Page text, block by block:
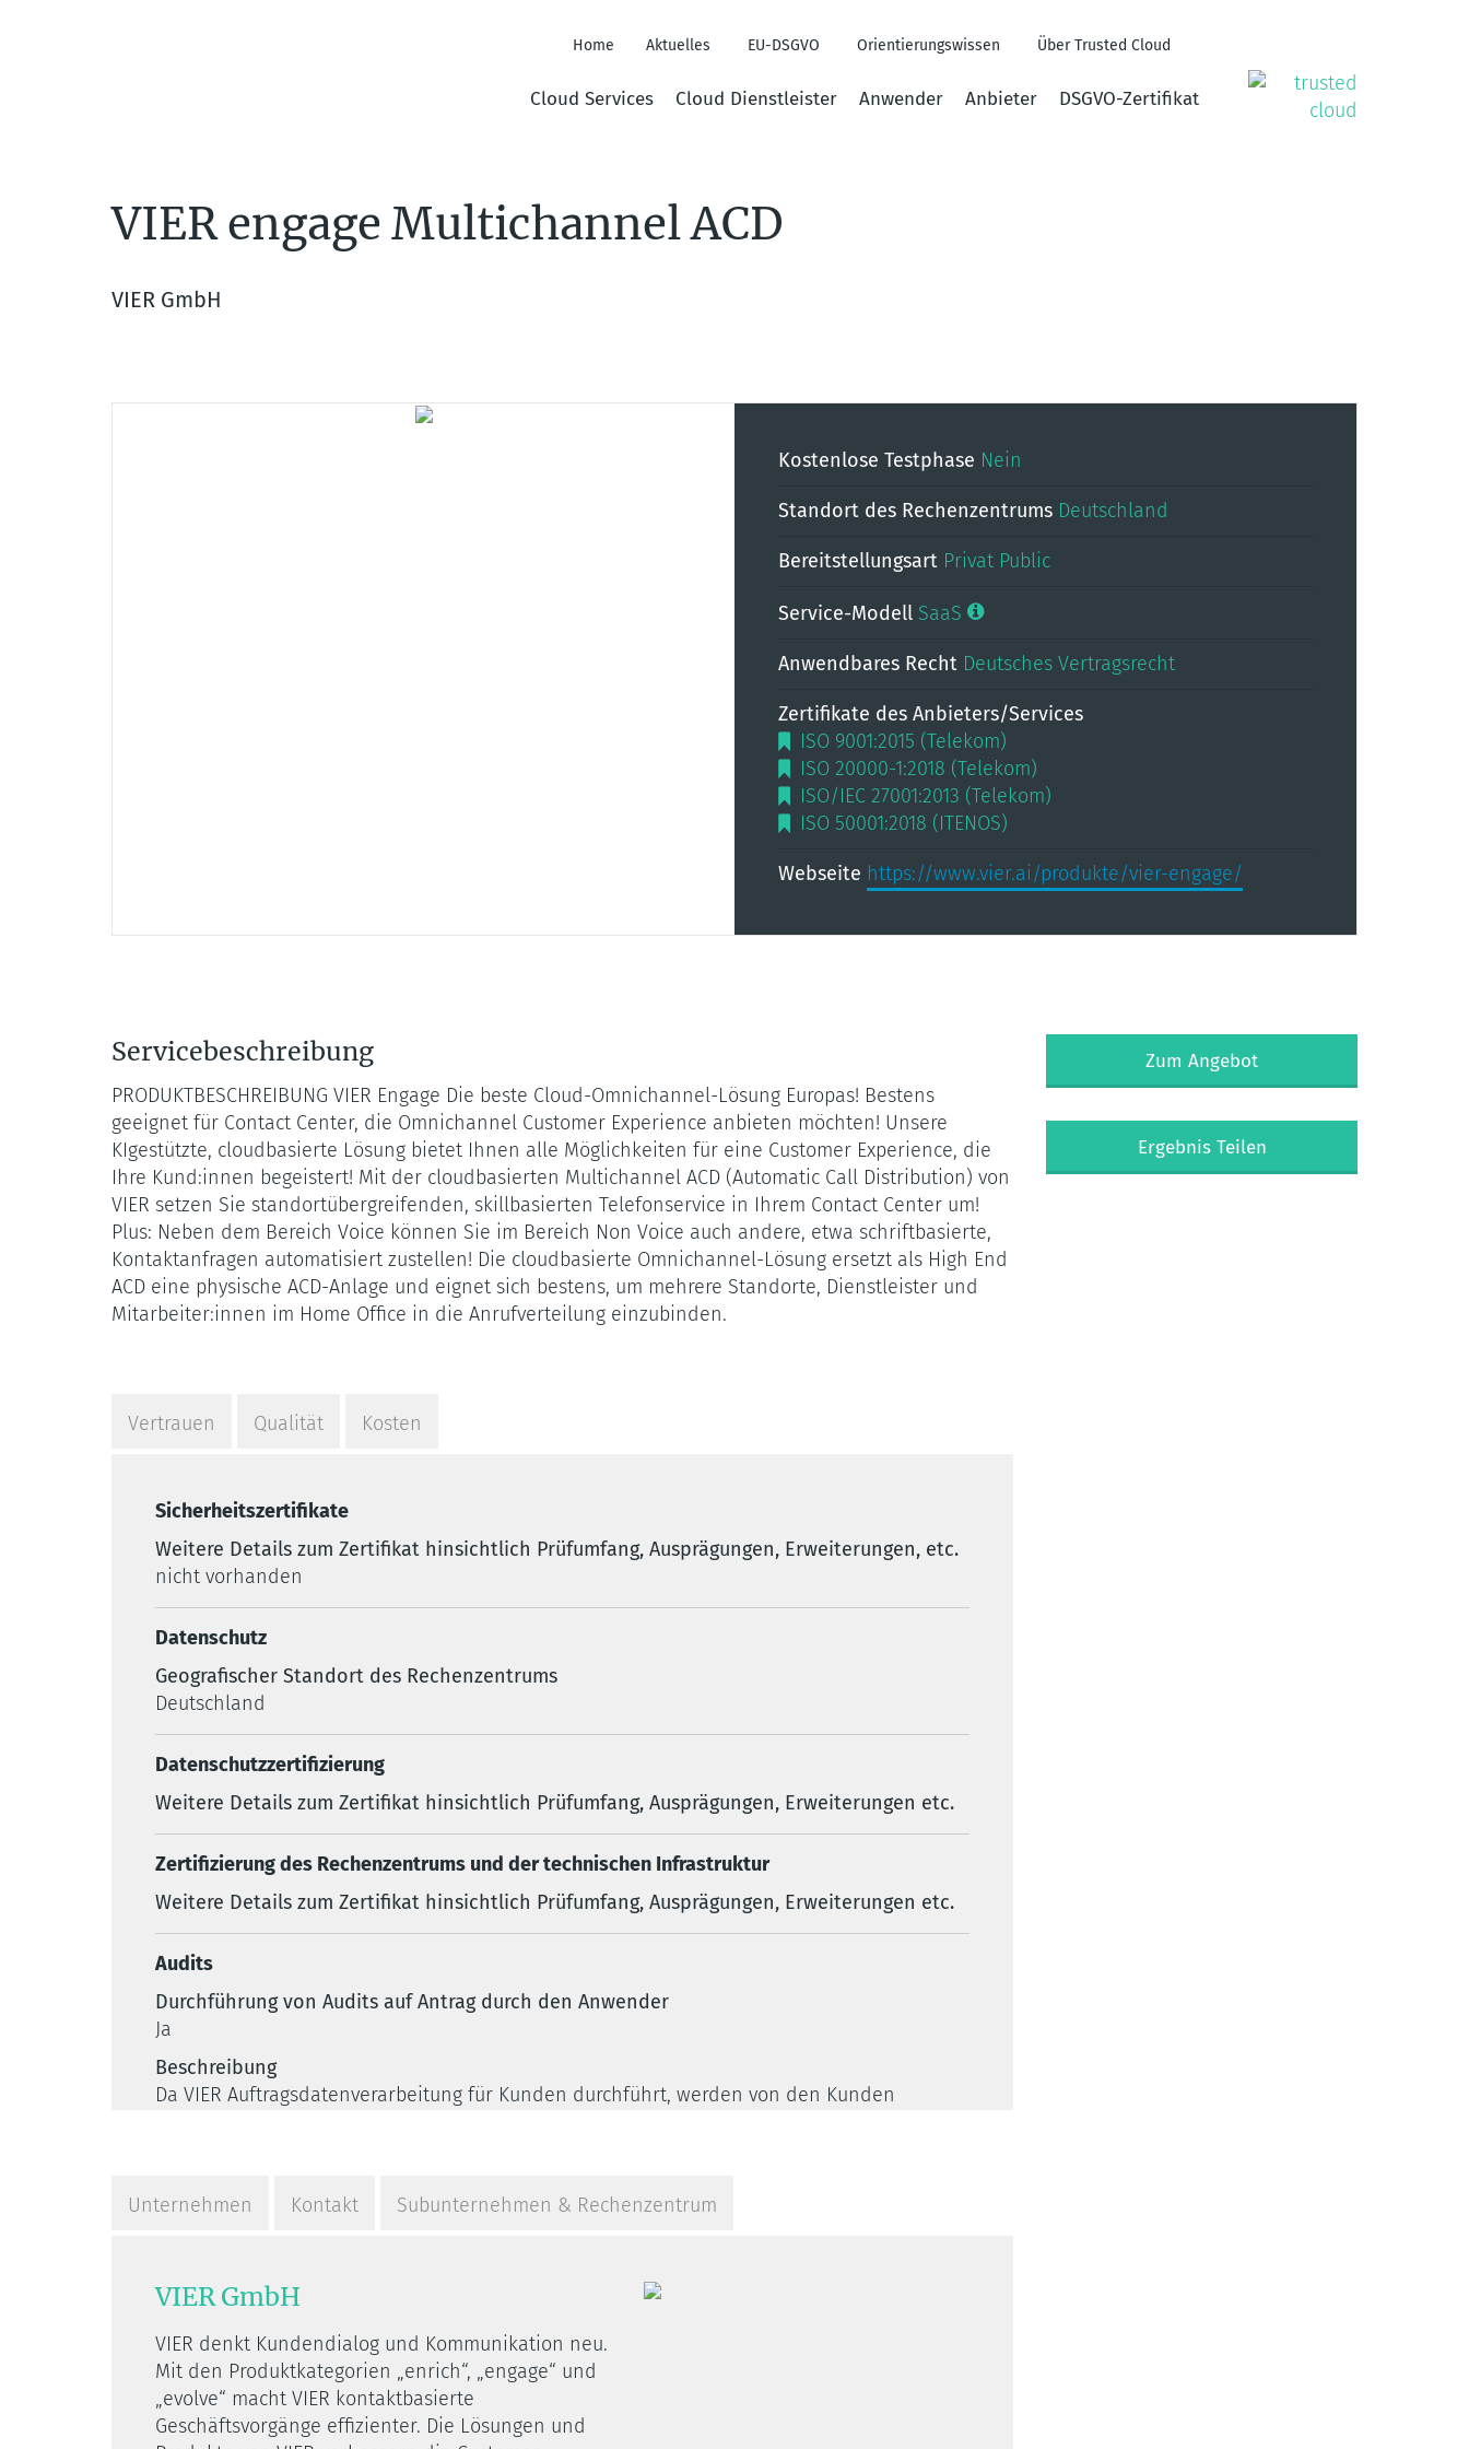
Navigation
Header
Home Aktuelles EU-DSGVO Orientierungswissen Über Trusted Cloud
Cloud Services Cloud Dienstleister Anwender Anbieter DSGVO-Zertifikat
VIER engage Multichannel ACD
VIER GmbH
Kostenlose Testphase Nein
Standort des Rechenzentrums Deutschland
Bereitstellungsart Privat Public
Service-Modell SaaS
Anwendbares Recht Deutsches Vertragsrecht
Zertifikate des Anbieters/Services
ISO 9001:2015 (Telekom)
ISO 20000-1:2018 (Telekom)
ISO/IEC 27001:2013 (Telekom)
ISO 50001:2018 (ITENOS)
Webseite https://www.vier.ai/produkte/vier-engage/
Servicebeschreibung
PRODUKTBESCHREIBUNG VIER Engage Die beste Cloud-Omnichannel-Lösung Europas! Bestens
geeignet für Contact Center, die Omnichannel Customer Experience anbieten möchten! Unsere
KIgestützte, cloudbasierte Lösung bietet Ihnen alle Möglichkeiten für eine Customer Experience, die
Ihre Kund:innen begeistert! Mit der cloudbasierten Multichannel ACD (Automatic Call Distribution) von
VIER setzen Sie standortübergreifenden, skillbasierten Telefonservice in Ihrem Contact Center um!
Plus: Neben dem Bereich Voice können Sie im Bereich Non Voice auch andere, etwa schriftbasierte,
Kontaktanfragen automatisiert zustellen! Die cloudbasierte Omnichannel-Lösung ersetzt als High End
ACD eine physische ACD-Anlage und eignet sich bestens, um mehrere Standorte, Dienstleister und
Mitarbeiter:innen im Home Office in die Anrufverteilung einzubinden.
Vertrauen Qualität Kosten
Sicherheitszertifikate
Weitere Details zum Zertifikat hinsichtlich Prüfumfang, Ausprägungen, Erweiterungen, etc.
nicht vorhanden
Datenschutz
Geografischer Standort des Rechenzentrums
Deutschland
Datenschutzzertifizierung
Weitere Details zum Zertifikat hinsichtlich Prüfumfang, Ausprägungen, Erweiterungen etc.
Zertifizierung des Rechenzentrums und der technischen Infrastruktur
Weitere Details zum Zertifikat hinsichtlich Prüfumfang, Ausprägungen, Erweiterungen etc.
Audits
Durchführung von Audits auf Antrag durch den Anwender
Ja
Beschreibung
Da VIER Auftragsdatenverarbeitung für Kunden durchführt, werden von den Kunden
Maximale Downtime in Stunden
1,3 bis 3,6 Stunden pro Monat
Support
Garantierte Antwortzeit des Kunden-Supports
< 3 Arbeitstage
Unternehmen Kontakt Subunternehmen & Rechenzentrum
VIER GmbH
VIER denkt Kundendialog und Kommunikation neu.
Mit den Produktkategorien „enrich“, „engage“ und
„evolve“ macht VIER kontaktbasierte
Geschäftsvorgänge effizienter. Die Lösungen und
Zum Angebot
Ergebnis Teilen